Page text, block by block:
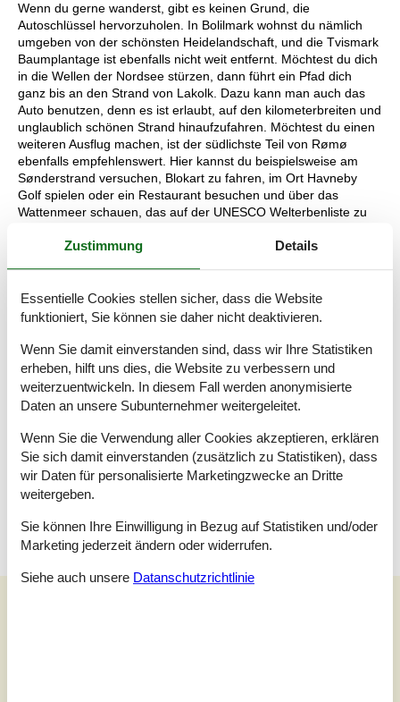
Wenn du gerne wanderst, gibt es keinen Grund, die
Autoschlüssel hervorzuholen. In Bolilmark wohnst du nämlich
umgeben von der schönsten Heidelandschaft, und die Tvismark
Baumplantage ist ebenfalls nicht weit entfernt. Möchtest du dich
in die Wellen der Nordsee stürzen, dann führt ein Pfad dich
ganz bis an den Strand von Lakolk. Dazu kann man auch das
Auto benutzen, denn es ist erlaubt, auf den kilometerbreiten und
unglaublich schönen Strand hinaufzufahren. Möchtest du einen
weiteren Ausflug machen, ist der südlichste Teil von Rømø
ebenfalls empfehlenswert. Hier kannst du beispielsweise am
Sønderstrand versuchen, Blokart zu fahren, im Ort Havneby
Golf spielen oder ein Restaurant besuchen und über das
Wattenmeer schauen, das auf der UNESCO Welterbenliste zu
Raumaufteilung
Schlafzimmer
Doppelbett - 180 x 200
Schlafzimmer
Doppelbett - 180 x 200
Etagenbett - 80 x 200
Etagenbett - 70 x 200
Etagenbett - 80 x 200
Etagenbett - 70 x 200
Zustimmung Details
Essentielle Cookies stellen sicher, dass die Website
funktioniert, Sie können sie daher nicht deaktivieren.
Wenn Sie damit einverstanden sind, dass wir Ihre Statistiken
erheben, hilft uns dies, die Website zu verbessern und
weiterzuentwickeln. In diesem Fall werden anonymisierte
Daten an unsere Subunternehmer weitergeleitet.
Wenn Sie die Verwendung aller Cookies akzeptieren, erklären
Sie sich damit einverstanden (zusätzlich zu Statistiken), dass
wir Daten für personalisierte Marketingzwecke an Dritte
weitergeben.
Sie können Ihre Einwilligung in Bezug auf Statistiken und/oder
Marketing jederzeit ändern oder widerrufen.
Siehe auch unsere Datanschutzrichtlinie